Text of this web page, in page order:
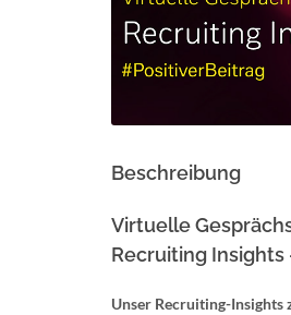
Beschreibung
Virtuelle
Recruiting Insights
Unser Recruiting-Insights